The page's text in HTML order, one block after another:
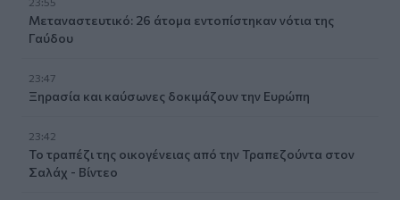
Μεταναστευτικό: 26 άτομα εντοπίστηκαν νότια της
Γαύδου
23:47
Ξηρασία και καύσωνες δοκιμάζουν την Ευρώπη
23:42
Το τραπέζι της οικογένειας από την Τραπεζούντα στον
Σαλάχ - Βίντεο